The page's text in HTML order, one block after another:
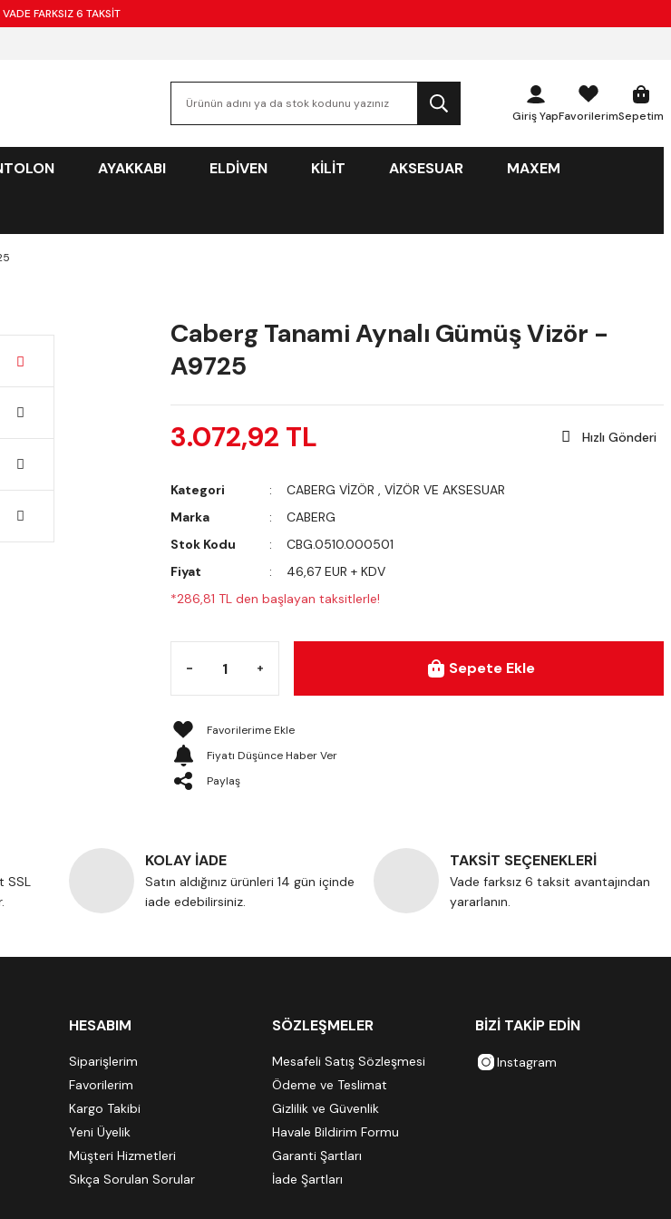
VADE FARKSIZ 6 TAKSİT
Giriş YapFavorilerimSepetim
AYAKKABI ELDİVEN KİLİT AKSESUAR MAXEM
Caberg Tanami Aynalı Gümüş Vizör -
A9725
3.072,92 TL Hızlı Gönderi
Kategori CABERG VİZÖR , VİZÖR VE AKSESUAR
Marka
CABERG
Stok Kodu
CBG.0510.000501
Fiyat
46,67 EUR + KDV
*286,81 TL den başlayan taksitlerle!
Sepete Ekle
Fiyatı Düşünce Haber Ver
Paylaş
SSL
KOLAY İADE
Satın aldığınız ürünleri 14 gün içinde
iade edebilirsiniz.
TAKSİT SEÇENEKLERİ
Vade farksız 6 taksit avantajından
yararlanın.
HESABIM
Siparişlerim
Favorilerim
Kargo Takibi
Yeni Üyelik
Müşteri Hizmetleri
Sıkça Sorulan Sorular
SÖZLEŞMELER
Mesafeli Satış Sözleşmesi
Ödeme ve Teslimat
Gizlilik ve Güvenlik
Havale Bildirim Formu
Garanti Şartları
İade Şartları
BİZİ TAKİP EDİN
Instagram